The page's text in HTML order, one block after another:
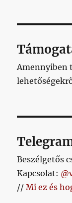
Amennyiben
Beszélgetős
Kapcsolat:
//Mi ez és